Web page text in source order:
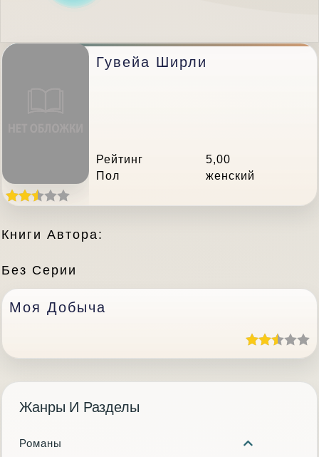
Гувейа Ширли
Рейтинг
5,00
Пол
женский
Книги Автора:
Без Серии
Моя Добыча
Жанры И Разделы
Романы